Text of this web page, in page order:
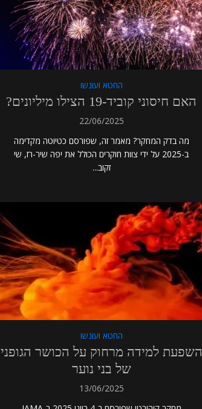
החטא ועונשו
האם חיסוני קוביד-19 הצילו מיליונים?
22/06/2025
מה בדק המחקר? מאמר זה, שפורסם כטיוטה מקדימה
ב-2025 על ידי צוות חוקרים הכולל את יפה שיר-רז, שי
זקוב...
החטא ועונשו
השפעת למידה מרחוק על הכושר הגופני
של בני נוער
13/06/2025